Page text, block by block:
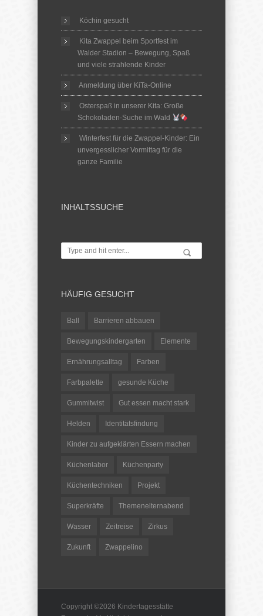
Köchin gesucht
Kita Zwappel beim Sportfest im
Walder Stadion – Bewegung, Spaß
und viele strahlende Kinder
Anmeldung über KiTa-Online
Osterspaß in unserer Kita: Große
Schokoladen-Suche im Wald
Winterfest für die Zwappel-Kinder: Ein
unvergesslicher Vormittag für die
ganze Familie
INHALTSSUCHE
HÄUFIG GESUCHT
Ball Barrieren abbauen
Bewegungskindergarten Elemente
Ernährungsalltag Farben
Farbpalette gesunde Küche
Gummitwist Gut essen macht stark
Helden Identitätsfindung
Kinder zu aufgeklärten Essern machen
Küchenlabor Küchenparty
Küchentechniken Projekt
Superkräfte Themenelternabend
Wasser Zeitreise Zirkus
Zukunft Zwappelino
Copyright ©2026 Kindertagesstätte